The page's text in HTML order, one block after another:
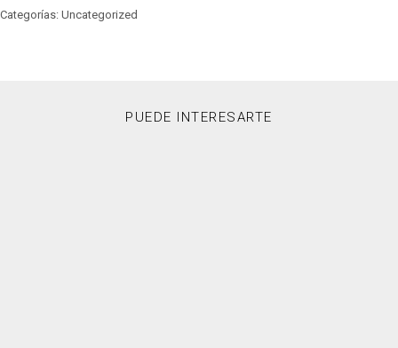
Categorías: Uncategorized
PUEDE INTERESARTE